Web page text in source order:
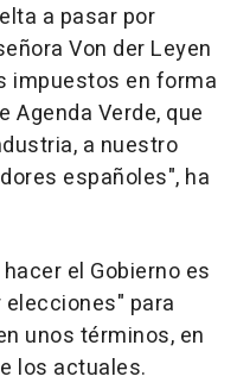
a pasar por
Von der Leyen
impuestos en forma
Agenda Verde, que
a nuestro
españoles", ha
el Gobierno es
para
unos términos, en
los actuales.